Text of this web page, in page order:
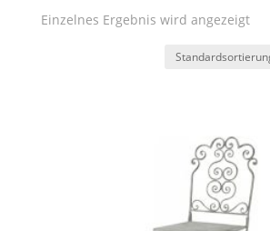
Einzelnes Ergebnis wird angezeigt